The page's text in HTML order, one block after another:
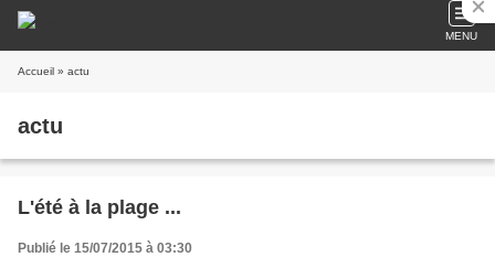
MENU
Accueil » actu
actu
L'été à la plage ...
Publié le 15/07/2015 à 03:30